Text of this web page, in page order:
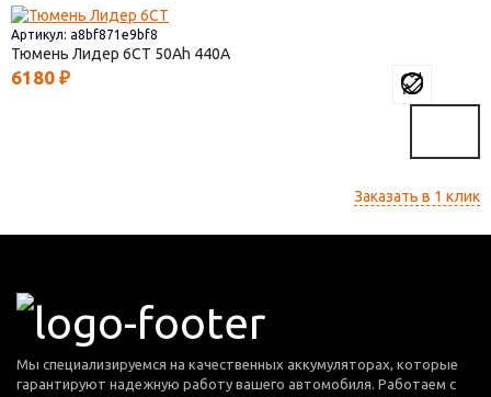
Артикул: a8bf871e9bf8
Тюмень Лидер 6СТ 50 440
6180 ₽
Заказать в 1 клик
Мы специализируемся на качественных аккумуляторах, которые
гарантируют надежную работу вашего автомобиля. Работаем с